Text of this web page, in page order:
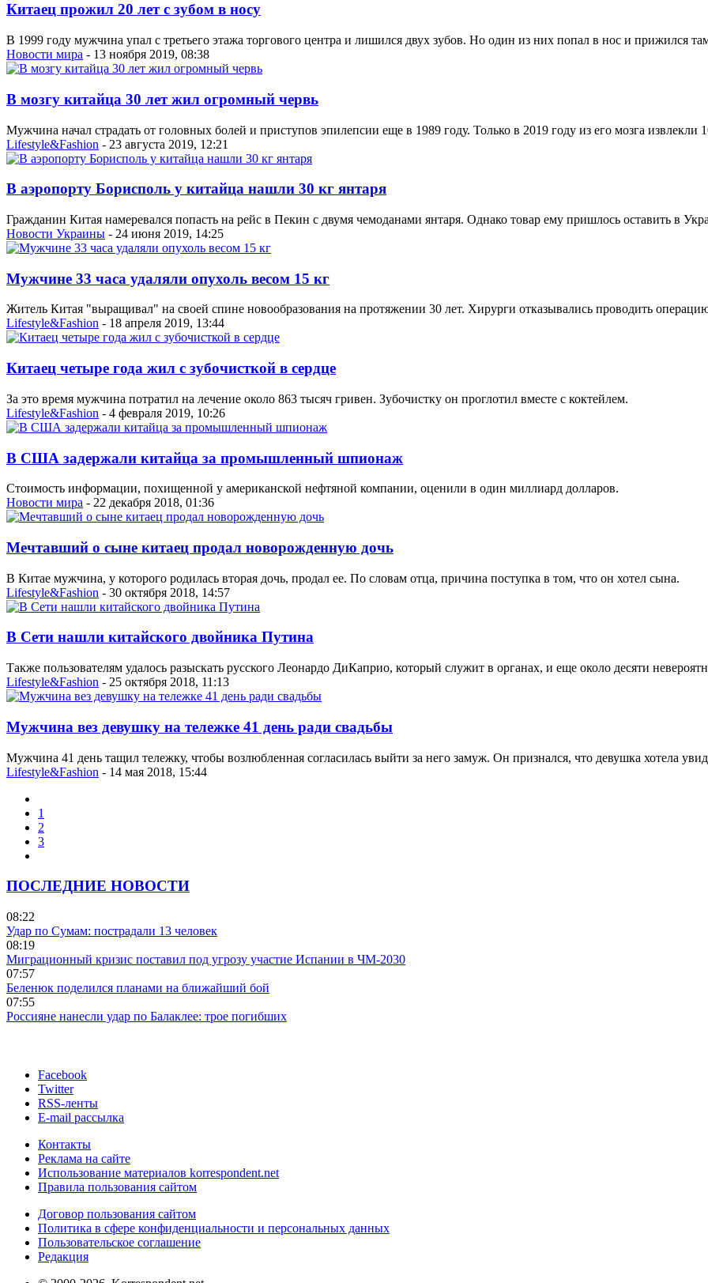
Китаец прожил 20 лет с зубом в носу
В 1999 году мужчина упал с третьего этажа торгового центра и лишился двух зубов. Но один из них попал в нос и прижился
Новости мира - 13 ноября 2019, 08:38
В мозгу китайца 30 лет жил огромный червь
Мужчина начал страдать от головных болей и приступов эпилепсии еще в 1989 году. Только в 2019 году из его мозга извлекли
Lifestyle&Fashion - 23 августа 2019, 12:21
В аэропорту Борисполь у китайца нашли 30 кг янтаря
Гражданин Китая намеревался попасть на рейс в Пекин с двумя чемоданами янтаря. Однако товар ему пришлось оставить в
Новости Украины - 24 июня 2019, 14:25
Мужчине 33 часа удаляли опухоль весом 15 кг
Житель Китая "выращивал" на своей спине новообразования на протяжении 30 лет. Хирурги отказывались проводить
Lifestyle&Fashion - 18 апреля 2019, 13:44
Китаец четыре года жил с зубочисткой в сердце
За это время мужчина потратил на лечение около 863 тысяч гривен. Зубочистку он проглотил вместе с коктейлем.
Lifestyle&Fashion - 4 февраля 2019, 10:26
В США задержали китайца за промышленный шпионаж
Стоимость информации, похищенной у американской нефтяной компании, оценили в один миллиард долларов.
Новости мира - 22 декабря 2018, 01:36
Мечтавший о сыне китаец продал новорожденную дочь
В Китае мужчина, у которого родилась вторая дочь, продал ее. По словам отца, причина поступка в том, что он хотел сына.
Lifestyle&Fashion - 30 октября 2018, 14:57
В Сети нашли китайского двойника Путина
Также пользователям удалось разыскать русского Леонардо ДиКаприо, который служит в органах, и еще около десяти
Lifestyle&Fashion - 25 октября 2018, 11:13
Мужчина вез девушку на тележке 41 день ради свадьбы
Мужчина 41 день тащил тележку, чтобы возлюбленная согласилась выйти за него замуж. Он признался, что девушка хотела
Lifestyle&Fashion - 14 мая 2018, 15:44
1
2
3
ПОСЛЕДНИЕ НОВОСТИ
08:22
Удар по Сумам: пострадали 13 человек
08:19
Миграционный кризис поставил под угрозу участие Испании в ЧМ-2030
07:57
Беленюк поделился планами на ближайший бой
07:55
Россияне нанесли удар по Балаклее: трое погибших
Facebook
Twitter
RSS-ленты
E-mail рассылка
Контакты
Реклама на сайте
Использование материалов korrespondent.net
Правила пользования сайтом
Договор пользования сайтом
Политика в сфере конфиденциальности и персональных данных
Пользовательское соглашение
Редакция